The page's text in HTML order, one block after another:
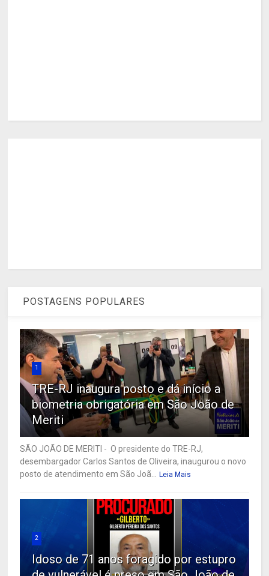
POSTAGENS POPULARES
1
TRE-RJ inaugura posto e dá início a
biometria obrigatória em São João de
Meriti
SÃO JOÃO DE MERITI - O presidente do TRE-RJ,
desembargador Carlos Santos de Oliveira, inaugurou o novo
posto de atendimento em São Joã... Leia Mais
2
Idoso de 71 anos foragido por estupro